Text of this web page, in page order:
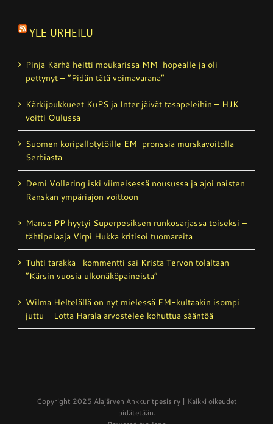
YLE URHEILU
Pinja Kärhä heitti moukarissa MM-hopealle ja oli
pettynyt – ”Pidän tätä voimavarana”
Kärkijoukkueet KuPS ja Inter jäivät tasapeleihin – HJK
voitti Oulussa
Suomen koripallotytöille EM-pronssia murskavoitolla
Serbiasta
Demi Vollering iski viimeisessä nousussa ja ajoi naisten
Ranskan ympäriajon voittoon
Manse PP hyytyi Superpesiksen runkosarjassa toiseksi –
tähtipelaaja Virpi Hukka kritisoi tuomareita
Tuhti tarakka -kommentti sai Krista Tervon tolaltaan –
”Kärsin vuosia ulkonäköpaineista”
Wilma Heltelällä on nyt mielessä EM-kultaakin isompi
juttu – Lotta Harala arvostelee kohuttua sääntöä
Copyright 2025 Alajärven Ankkuritpesis ry | Kaikki oikeudet
pidätetään.